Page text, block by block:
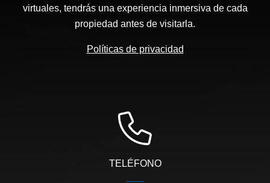
virtuales, tendrás una experiencia inmersiva de cada
propiedad antes de visitarla.
Políticas de privacidad
TELÉFONO